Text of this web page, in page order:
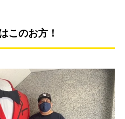
このお方！